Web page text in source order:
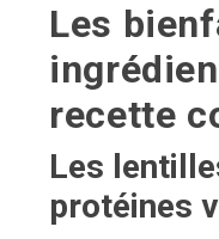
Les
recette
Les
protéines